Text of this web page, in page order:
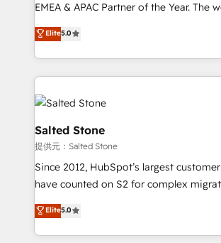
EMEA & APAC Partner of the Year. The
experienced and fully accredited
Partner. 🚀 With 2,750+ HubSpot projects delivered
and 370+ specialists across EMEA,
we de-risk complex CRM programmes
accelerate ROI across every HubSpot Hub. 🧭
multi-region migrations to AI-powered
we turn complexity into clarity, human
scale. 🏆 HubSpot’s CEO called us “the partner of the
future.” Others agree it is proof of trust
measurable impact.
Elite5.0
Salted Stone
提供元：Salted Stone
Since 2012, HubSpot’s largest
have counted on S2 for complex
management, systems integration, and
solutions that deliver measurable
transform brand experiences As one of the few full-
Elite5.0